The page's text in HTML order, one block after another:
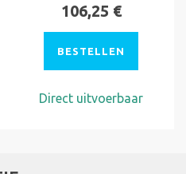
106,25 €
BESTELLEN
Direct uitvoerbaar